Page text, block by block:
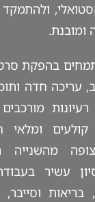
ומובנת.
בהפקת
עריכה חדה
קולעים
מהשנייה
עשיר
בריאות